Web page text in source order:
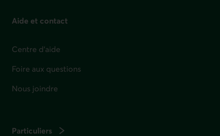
Aide et contact
Centre d'aide
Foire aux questions
Nous joindre
Particuliers